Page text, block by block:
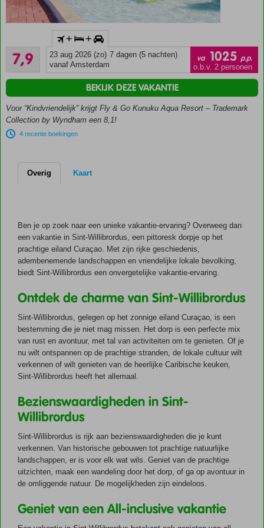
Inclusief
Prachtig
resort in
unieke
Comfortabele
Blijf fit
in de
Kunuku
gym
7,9
Goed
1388
beoordelingen
+ +
23 aug 2026 (zo) 7 dagen (5 nachten)
vanaf Amsterdam
va 1025 p.p.
o.b.v. 2 personen
Voor “Kindvriendelijk” krijgt Fly & Go Kunuku Aqua Resort – Trademark
Collection by Wyndham een 8,1!
4 recente boekingen
BEKIJK DEZE VAKANTIE
Overig Kaart
Ben je op zoek naar een unieke vakantie-ervaring? Overweeg dan
een vakantie in Sint-Willibrordus, een pittoresk dorpje op het
prachtige eiland Curaçao. Met zijn rijke geschiedenis,
adembenemende landschappen en vriendelijke lokale bevolking,
biedt Sint-Willibrordus een onvergetelijke vakantie-ervaring.
Ontdek de charme van Sint-Willibrordus
Sint-Willibrordus, gelegen op het zonnige eiland Curaçao, is een
bestemming die je niet mag missen. Het dorp is een perfecte mix
van rust en avontuur, met tal van activiteiten om te genieten. Of je
nu wilt ontspannen op de prachtige stranden, de lokale cultuur wilt
verkennen of wilt genieten van de heerlijke Caribische keuken,
Sint-Willibrordus heeft het allemaal.
Bezienswaardigheden in Sint-
Willibrordus
Sint-Willibrordus is rijk aan bezienswaardigheden die je kunt
verkennen. Van historische gebouwen tot prachtige natuurlijke
landschappen, er is voor elk wat wils. Geniet van de prachtige
uitzichten, maak een wandeling door het dorp, of ga op avontuur in
de omliggende natuur. De mogelijkheden zijn eindeloos.
Geniet van een All-inclusive vakantie